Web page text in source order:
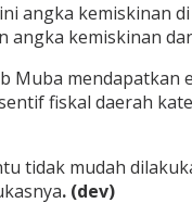
angka
kemiskinan
Muba
fiskal daerah
tidak mudah
. (dev)